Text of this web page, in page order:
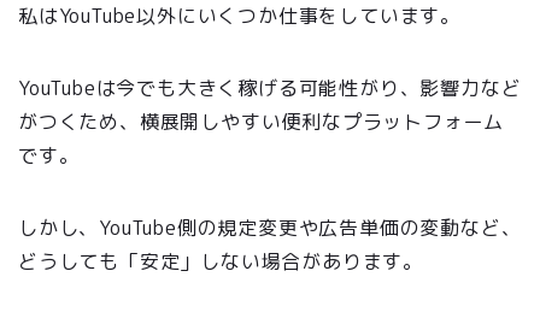
私はYouTube以外にいくつか仕事をしています。
YouTubeは今でも大きく稼げる可能性がり、影響力など
がつくため、横展開しやすい便利なプラットフォーム
です。
しかし、YouTube側の規定変更や広告単価の変動など、
どうしても「安定」しない場合があります。